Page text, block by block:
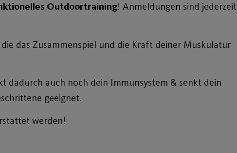
Outdoortraining! Anmeldungen sind jederzeit
das Zusammenspiel und die Kraft deiner Muskulatur
auch noch dein Immunsystem & senkt dein
geeignet.
werden!